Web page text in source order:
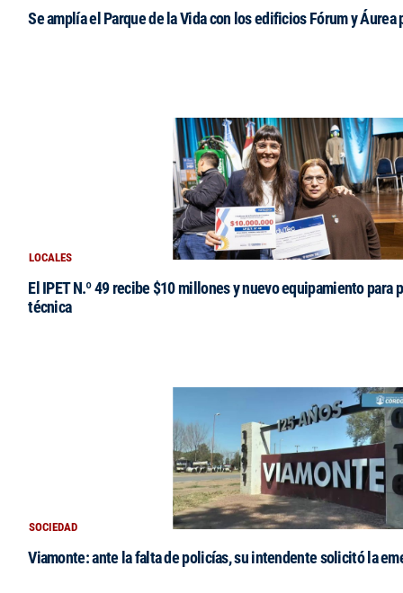
Se amplía el Parque de la Vida con los edificios Fórum y
LOCALES
El IPET N.º 49 recibe $10 millones y nuevo equipamiento para
técnica
SOCIEDAD
Viamonte: ante la falta de policías, su intendente solicitó la